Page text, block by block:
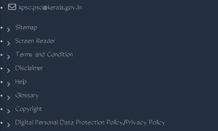
kpsc.psc@kerala.gov.in
Sitemap
Screen Reader
Terms and Condition
Disclaimer
Help
Glossary
Copyright
Digital Personal Data Protection Policy/Privacy Policy